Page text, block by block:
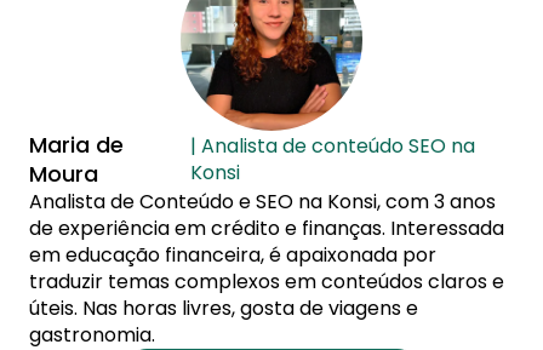
Maria de
Moura
| Analista de conteúdo SEO na
Konsi
Analista de Conteúdo e SEO na Konsi, com 3 anos
de experiência em crédito e finanças. Interessada
em educação financeira, é apaixonada por
traduzir temas complexos em conteúdos claros e
úteis. Nas horas livres, gosta de viagens e
gastronomia.